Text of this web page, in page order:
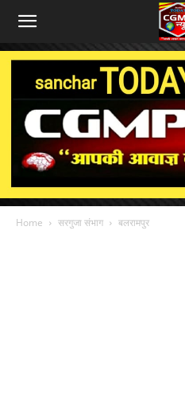
Home सरगुजा संभाग बलरामपुर